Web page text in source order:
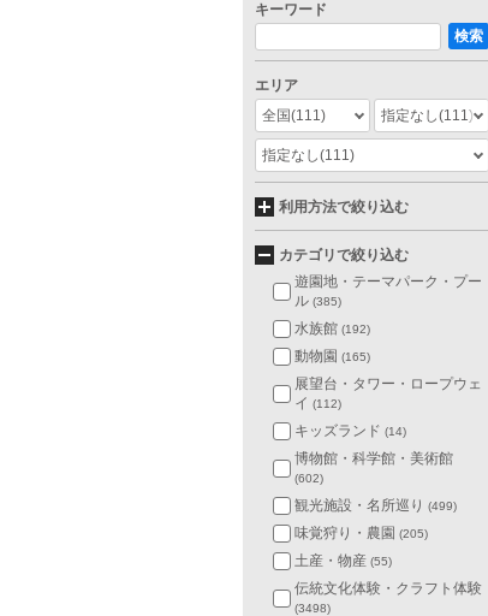
キーワード
検索
エリア
全国(111) 指定なし(111)
指定なし(111)
利用方法で絞り込む
カテゴリで絞り込む
遊園地・テーマパーク・プー
ル (385)
水族館 (192)
動物園 (165)
展望台・タワー・ロープウェ
イ (112)
キッズランド (14)
博物館・科学館・美術館
(602)
観光施設・名所巡り (499)
味覚狩り・農園 (205)
土産・物産 (55)
伝統文化体験・クラフト体験
(3498)